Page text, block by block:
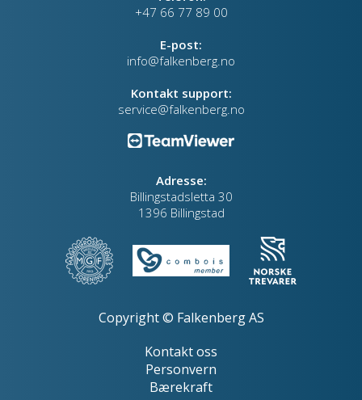
+47 66 77 89 00
E-post:
info@falkenberg.no
Kontakt support:
service@falkenberg.no
Adresse:
Billingstadsletta 30
1396 Billingstad
Copyright © Falkenberg AS
Kontakt oss
Personvern
Bærekraft